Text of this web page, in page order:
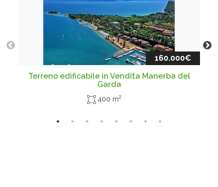
160.000€
Terreno edificabile in Vendita Manerba del
Garda
400 m2